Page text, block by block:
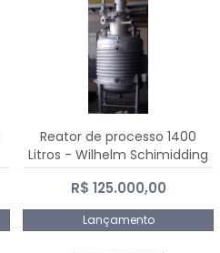
Reator de processo 1400
Litros - Wilhelm Schimidding
R$ 125.000,00
Lançamento